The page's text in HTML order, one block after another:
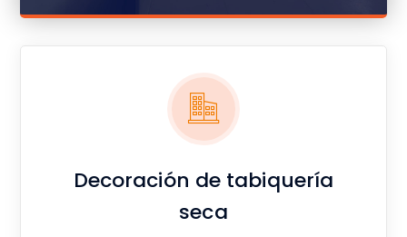
Decoración de tabiquería
seca